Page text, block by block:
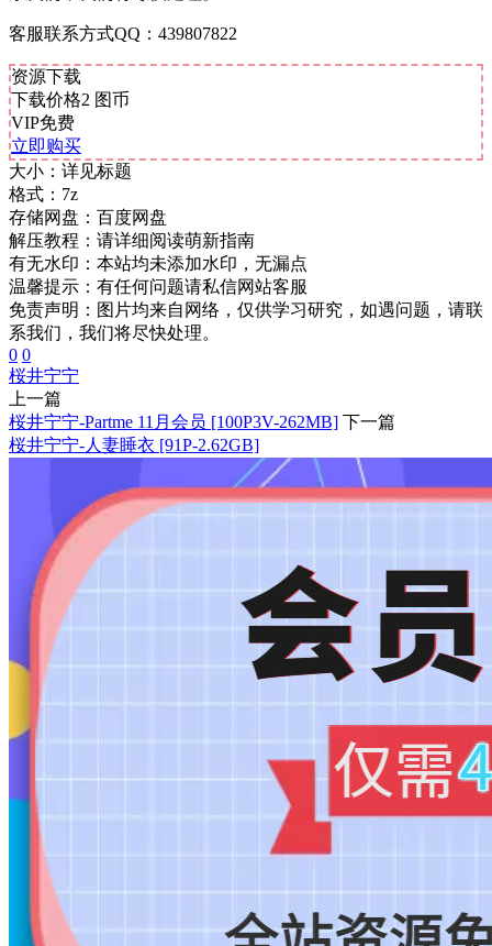
客服联系方式QQ：439807822
资源下载
下载价格2 图币
VIP免费
立即购买
大小： 详见标题
格式： 7z
存储网盘： 百度网盘
解压教程： 请详细阅读萌新指南
有无水印： 本站均未添加水印，无漏点
温馨提示： 有任何问题请私信网站客服
免责声明：图片均来自网络，仅供学习研究，如遇问题，请联
系我们，我们将尽快处理。
0 0
桜井宁宁
上一篇
桜井宁宁-Partme 11月会员 [100P3V-262MB] 下一篇
桜井宁宁-人妻睡衣 [91P-2.62GB]